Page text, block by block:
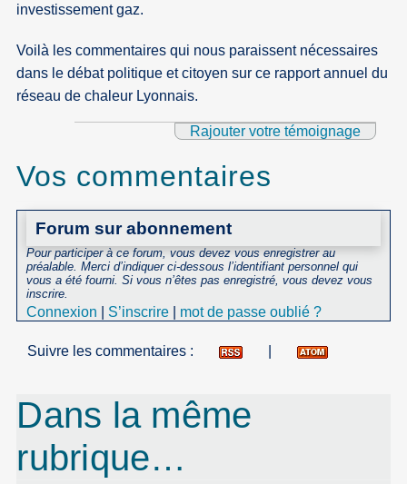
investissement gaz.
Voilà les commentaires qui nous paraissent nécessaires
dans le débat politique et citoyen sur ce rapport annuel du
réseau de chaleur Lyonnais.
Rajouter votre témoignage
Vos commentaires
Forum sur abonnement
Pour participer à ce forum, vous devez vous enregistrer au
préalable. Merci d’indiquer ci-dessous l’identifiant personnel qui
vous a été fourni. Si vous n’êtes pas enregistré, vous devez vous
inscrire.
Connexion S’inscrire mot de passe oublié ?
Suivre les commentaires :
Dans la même
rubrique…